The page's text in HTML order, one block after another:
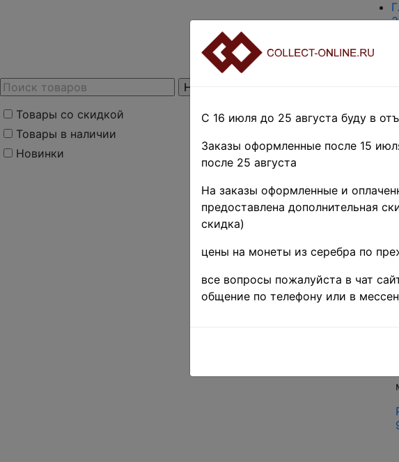
Товары со скидкой
Товары в наличии
Новинки
С 16 июля до 25 августа буду в
Заказы оформленные после 15
после 25 августа
На заказы оформленные и
предоставлена дополнительная
скидка)
цены на монеты из серебра по
все вопросы пожалуйста в чат
общение по телефону или в